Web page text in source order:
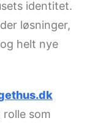
identitet.
løsninger,
helt nye
rolle som